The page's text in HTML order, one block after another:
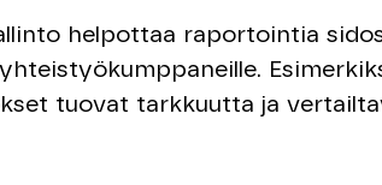
helpottaa raportointia
tuovat tarkkuutta ja